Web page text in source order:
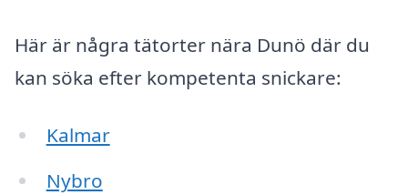
Här är några tätorter nära Dunö där du
kan söka efter kompetenta snickare:
Kalmar
Nybro